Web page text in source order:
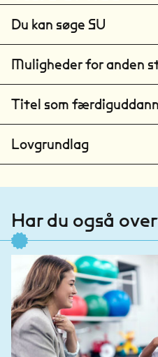
Du kan søge SU
Muligheder for anden
Titel som
Lovgrundlag
Har du også